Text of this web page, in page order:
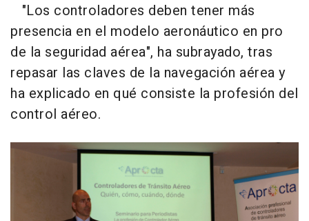
"Los controladores deben tener más
presencia en el modelo aeronáutico en pro
de la seguridad aérea", ha subrayado, tras
repasar las claves de la navegación aérea y
ha explicado en qué consiste la profesión del
control aéreo.